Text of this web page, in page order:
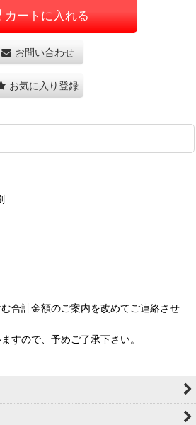
カートに入れる
お問い合わせ
お気に入り登録
合計金額のご案内を改めてご連絡させ
すので、予めご了承下さい。